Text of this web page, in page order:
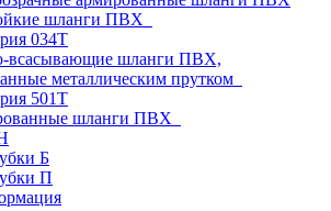
шланги ПВХ
034Т
всасывающие шланги ПВХ,
металлическим прутком
501T
шланги ПВХ
Б
П